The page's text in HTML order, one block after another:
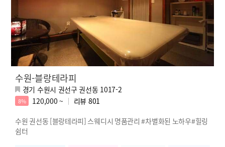
수원-블랑테라피
경기 수원시 권선구 권선동 1017-2
8% 120,000 ~ 리뷰 801
수원 권선동 [블랑테라피] 스웨디시 명품관리 #차별화된 노하우#힐링
쉼터